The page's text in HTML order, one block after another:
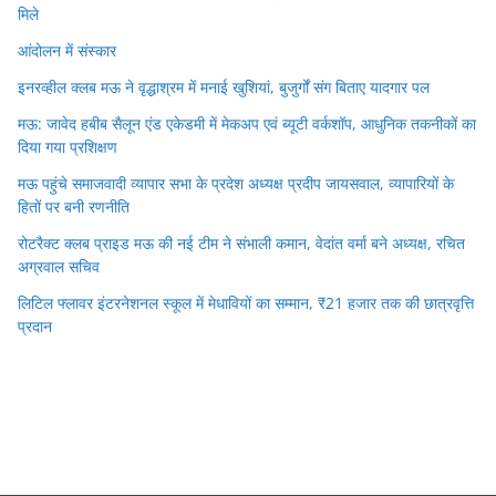
मिले
आंदोलन में संस्कार
इनरव्हील क्लब मऊ ने वृद्धाश्रम में मनाई खुशियां, बुजुर्गों संग बिताए यादगार पल
मऊ: जावेद हबीब सैलून एंड एकेडमी में मेकअप एवं ब्यूटी वर्कशॉप, आधुनिक तकनीकों का
दिया गया प्रशिक्षण
मऊ पहुंचे समाजवादी व्यापार सभा के प्रदेश अध्यक्ष प्रदीप जायसवाल, व्यापारियों के
हितों पर बनी रणनीति
रोटरैक्ट क्लब प्राइड मऊ की नई टीम ने संभाली कमान, वेदांत वर्मा बने अध्यक्ष, रचित
अग्रवाल सचिव
लिटिल फ्लावर इंटरनेशनल स्कूल में मेधावियों का सम्मान, ₹21 हजार तक की छात्रवृत्ति
प्रदान